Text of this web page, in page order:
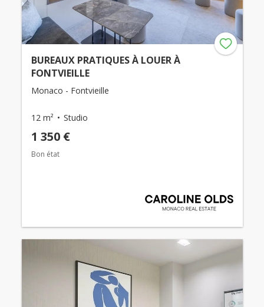
BUREAUX PRATIQUES À LOUER À
FONTVIEILLE
Monaco - Fontvieille
12 m² Studio
1 350 €
Bon état